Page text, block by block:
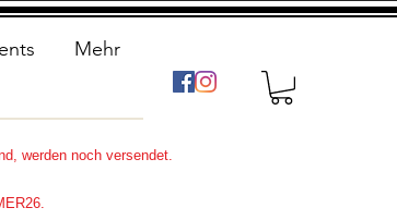
Mehr
werden noch versendet.